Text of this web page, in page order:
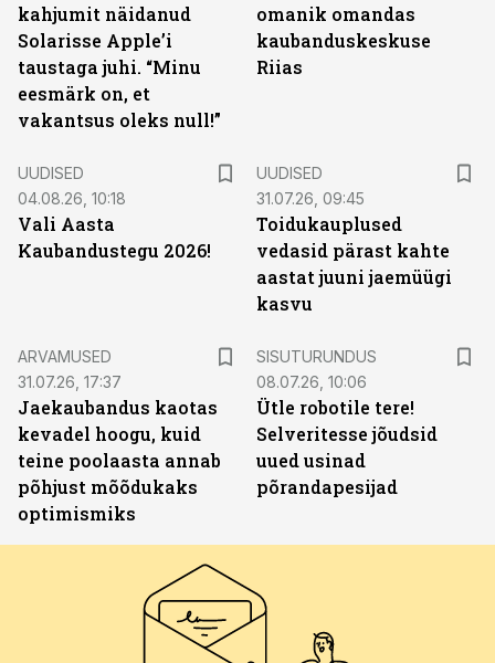
kahjumit näidanud
Solarisse Apple’i
taustaga juhi. “Minu
eesmärk on, et
vakantsus oleks null!”
omanik omandas
kaubanduskeskuse
Riias
UUDISED
04.08.26, 10:18
Vali Aasta
Kaubandustegu 2026!
UUDISED
31.07.26, 09:45
Toidukauplused
vedasid pärast kahte
aastat juuni jaemüügi
kasvu
ARVAMUSED
31.07.26, 17:37
Jaekaubandus kaotas
kevadel hoogu, kuid
teine poolaasta annab
põhjust mõõdukaks
optimismiks
SISUTURUNDUS
08.07.26, 10:06
Ütle robotile tere!
Selveritesse jõudsid
uued usinad
põrandapesijad